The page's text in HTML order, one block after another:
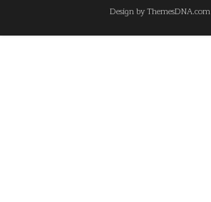
Design by ThemesDNA.com